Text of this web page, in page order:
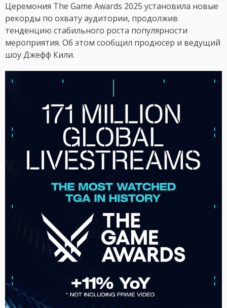
Церемония The Game Awards 2025 установила новые
рекорды по охвату аудитории, продолжив
тенденцию стабильного роста популярности
мероприятия. Об этом сообщил продюсер и ведущий
шоу Джефф Кили.